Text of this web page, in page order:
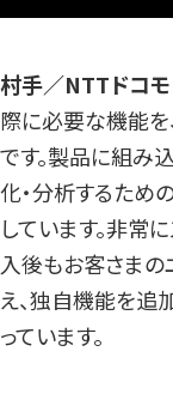
村手／NTTドコモ
際に必要な機能を
です。製品に組み
化・分析するため
しています。非常
入後もお客さまの
え、独自機能を追
っています。